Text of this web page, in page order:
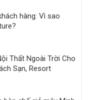
hàng: Vì sao
Thất Ngoài Trời Cho
Sạn, Resort